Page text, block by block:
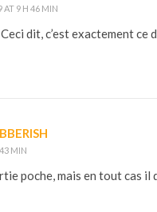
AT 9 H 46 MIN
Ceci dit, c’est exactement
MIN
poche, mais en tout cas il